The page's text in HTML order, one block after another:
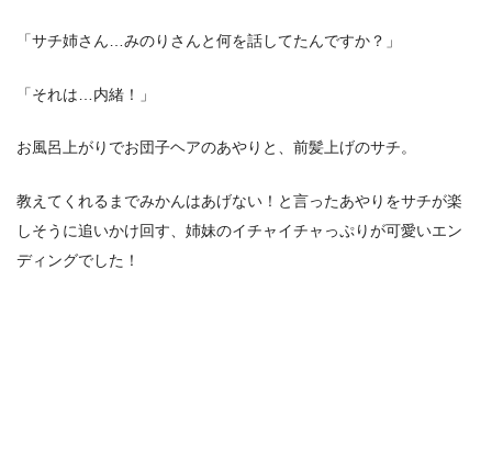
「サチ姉さん…みのりさんと何を話してたんですか？」
「それは…内緒！」
お風呂上がりでお団子ヘアのあやりと、前髪上げのサチ。
教えてくれるまでみかんはあげない！と言ったあやりをサチが楽
しそうに追いかけ回す、姉妹のイチャイチャっぷりが可愛いエン
ディングでした！